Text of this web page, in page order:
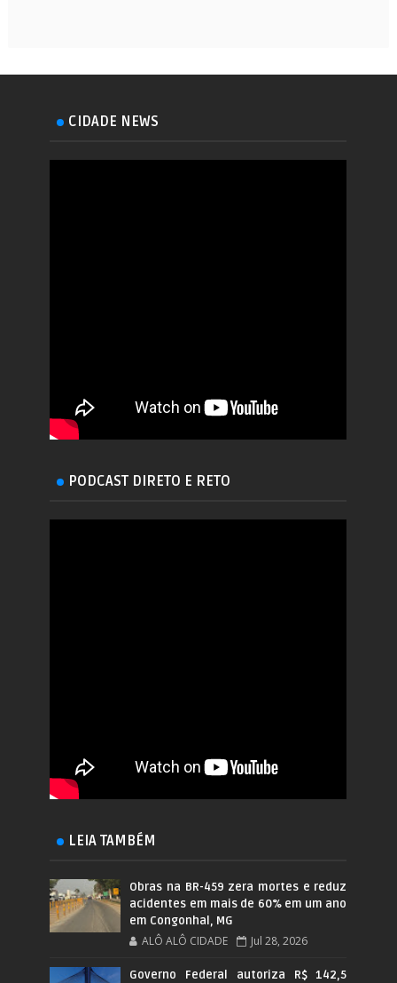
CIDADE NEWS
PODCAST DIRETO E RETO
LEIA TAMBÉM
Obras na BR-459 zera mortes e reduz
acidentes em mais de 60% em um ano
em Congonhal, MG
ALÔ ALÔ CIDADE Jul 28, 2026
Governo Federal autoriza R$ 142,5